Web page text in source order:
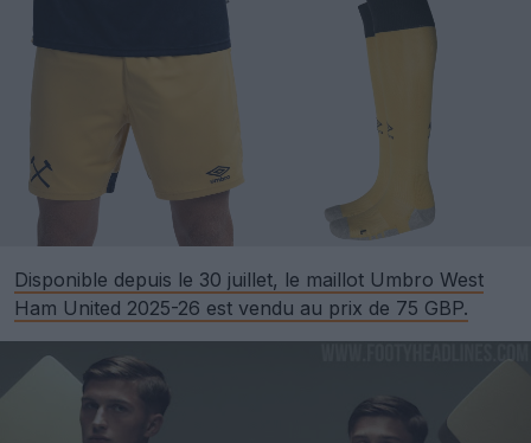
Disponible depuis le 30 juillet, le maillot Umbro West
Ham United 2025-26 est vendu au prix de 75 GBP.